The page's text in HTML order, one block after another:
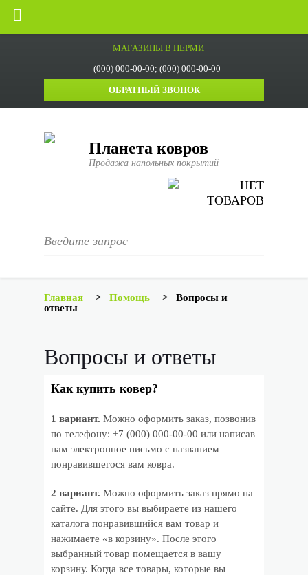
МАГАЗИНЫ В ПЕРМИ
(000) 000-00-00; (000) 000-00-00
ОБРАТНЫЙ ЗВОНОК
Планета ковров
Продажа напольных покрытий
НЕТ
ТОВАРОВ
Главная > Помощь >
Вопросы и
ответы
Вопросы и ответы
Как купить ковер?
1 вариант. Можно оформить заказ, позвонив
по телефону: +7 (000) 000-00-00 или написав
нам электронное письмо с названием
понравившегося вам ковра.
2 вариант. Можно оформить заказ прямо на
сайте. Для этого вы выбираете из нашего
каталога понравившийся вам товар и
нажимаете «в корзину». После этого
выбранный товар помещается в вашу
корзину. Когда все товары, которые вы